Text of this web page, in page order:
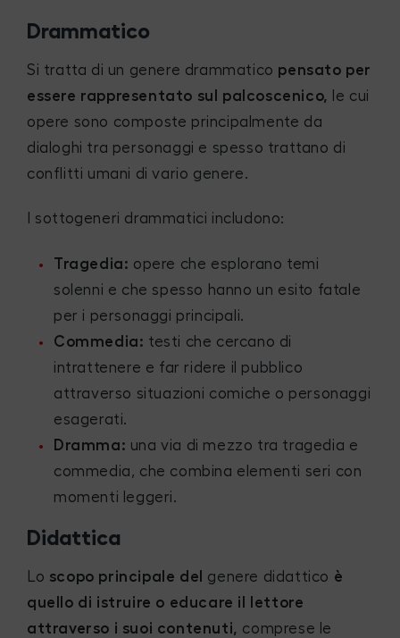
Drammatico
Si tratta di un genere drammatico pensato per
essere rappresentato sul palcoscenico,
le cui
opere sono composte principalmente da
dialoghi tra personaggi e spesso trattano di
conflitti umani di vario genere.
I sottogeneri drammatici includono:
Tragedia: opere che esplorano temi
solenni e che spesso hanno un esito fatale
per i personaggi principali.
Commedia: testi che cercano di
intrattenere e far ridere il pubblico
attraverso situazioni comiche o personaggi
esagerati.
Dramma: una via di mezzo tra tragedia e
commedia, che combina elementi seri con
momenti leggeri.
Didattica
Lo scopo principale del genere didattico è
quello di istruire o educare il lettore
attraverso i suoi contenuti, comprese le